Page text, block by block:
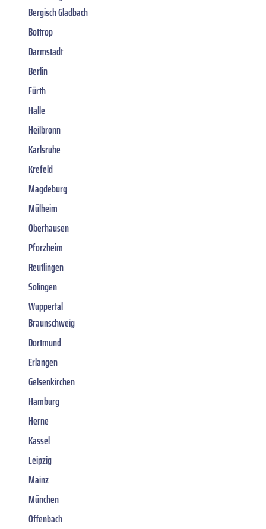
Bergisch Gladbach
Bottrop
Darmstadt
Berlin
Fürth
Halle
Heilbronn
Karlsruhe
Krefeld
Magdeburg
Mülheim
Oberhausen
Pforzheim
Reutlingen
Solingen
Wuppertal
Braunschweig
Dortmund
Erlangen
Gelsenkirchen
Hamburg
Herne
Kassel
Leipzig
Mainz
München
Offenbach